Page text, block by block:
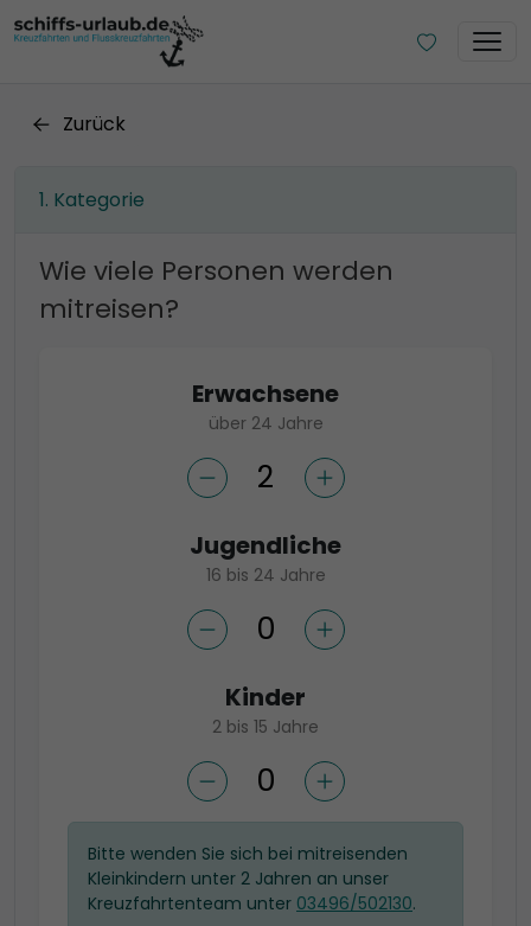
Zurück
Kategorie
Wie viele Personen werden
mitreisen?
Erwachsene
über 24 Jahre
Jugendliche
16 bis 24 Jahre
Kinder
2 bis 15 Jahre
Bitte wenden Sie sich bei mitreisenden
Kleinkindern unter 2 Jahren an unser
Kreuzfahrtenteam unter 03496/502130.